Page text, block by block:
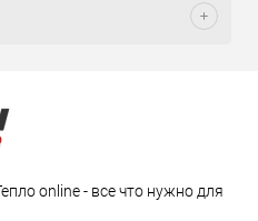
online - все что нужно для